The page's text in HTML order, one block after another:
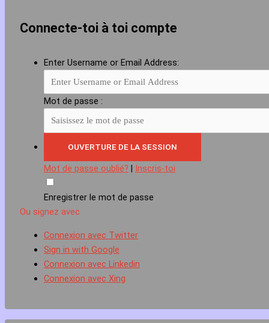
Connecte-toi à toi compte
Enter Username or Email Address:
Mot de passe :
Mot de passe oublié? Inscris-toi
Enregistrer le mot de passe
Ou signez avec
Connexion avec Twitter
Sign in with Google
Connexion avec Linkedin
Connexion avec Xing